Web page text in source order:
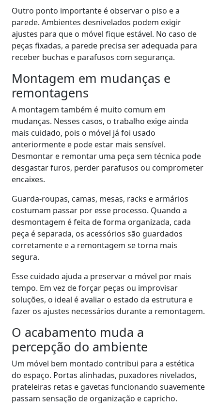
Outro ponto importante é observar o piso e a
parede. Ambientes desnivelados podem exigir
ajustes para que o móvel fique estável. No caso de
peças fixadas, a parede precisa ser adequada para
receber buchas e parafusos com segurança.
Montagem em mudanças e
remontagens
A montagem também é muito comum em
mudanças. Nesses casos, o trabalho exige ainda
mais cuidado, pois o móvel já foi usado
anteriormente e pode estar mais sensível.
Desmontar e remontar uma peça sem técnica pode
desgastar furos, perder parafusos ou comprometer
encaixes.
Guarda-roupas, camas, mesas, racks e armários
costumam passar por esse processo. Quando a
desmontagem é feita de forma organizada, cada
peça é separada, os acessórios são guardados
corretamente e a remontagem se torna mais
segura.
Esse cuidado ajuda a preservar o móvel por mais
tempo. Em vez de forçar peças ou improvisar
soluções, o ideal é avaliar o estado da estrutura e
fazer os ajustes necessários durante a remontagem.
O acabamento muda a
percepção do ambiente
Um móvel bem montado contribui para a estética
do espaço. Portas alinhadas, puxadores nivelados,
prateleiras retas e gavetas funcionando suavemente
passam sensação de organização e capricho.